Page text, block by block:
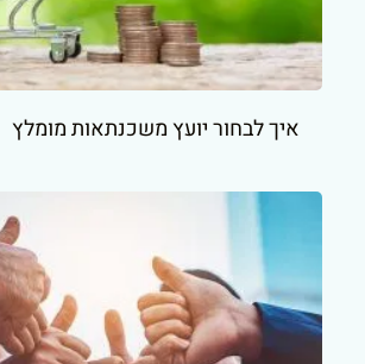
איך לבחור יועץ משכנתאות מומלץ